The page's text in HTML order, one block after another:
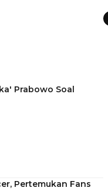
Prabowo Soal
Pertemukan Fans